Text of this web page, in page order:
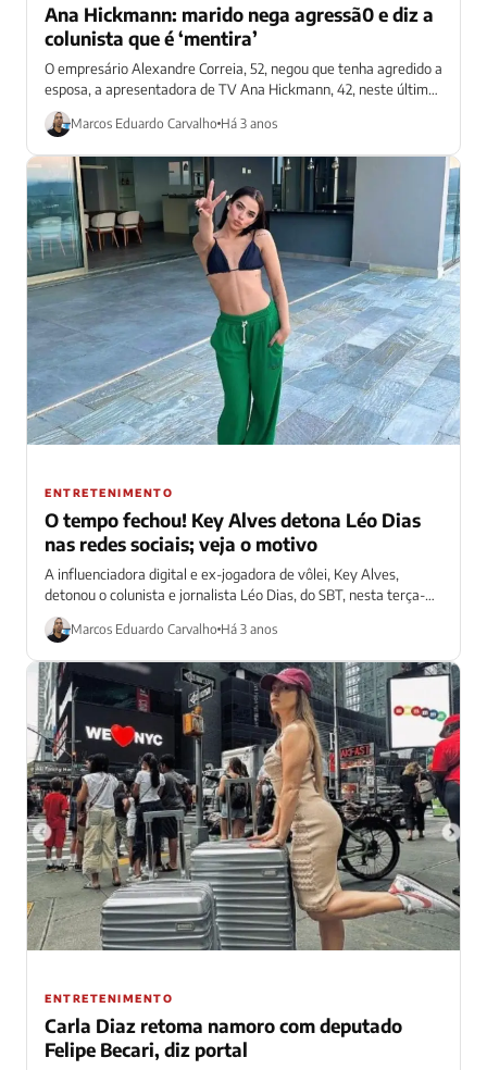
Ana Hickmann: marido nega agressã0 e diz a
colunista que é ‘mentira’
O empresário Alexandre Correia, 52, negou que tenha agredido a
esposa, a apresentadora de TV Ana Hickmann, 42, neste último
sábado (11)....
Marcos Eduardo Carvalho Há 3 anos
ENTRETENIMENTO
O tempo fechou! Key Alves detona Léo Dias
nas redes sociais; veja o motivo
A influenciadora digital e ex-jogadora de vôlei, Key Alves,
detonou o colunista e jornalista Léo Dias, do SBT, nesta terça-
feira (10). Isso...
Marcos Eduardo Carvalho Há 3 anos
ENTRETENIMENTO
Carla Diaz retoma namoro com deputado
Felipe Becari, diz portal